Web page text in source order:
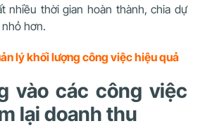
nhiều thời gian hoàn thành, chia dự
hơn.
lý khối lượng công việc hiệu quả
vào các công việc
lại doanh thu